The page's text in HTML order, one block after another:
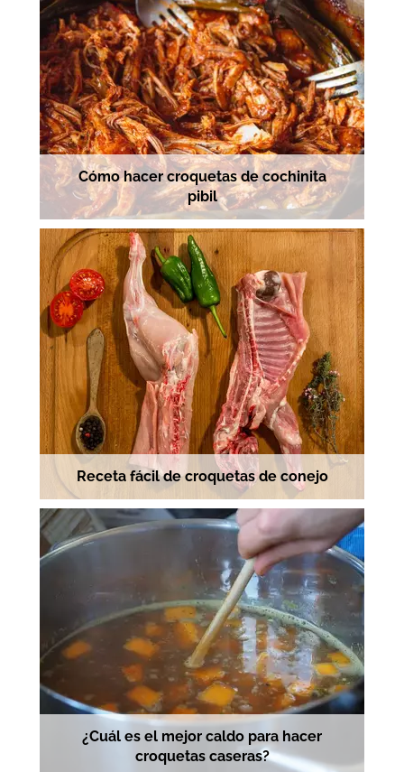
Cómo hacer croquetas de cochinita
pibil
Receta fácil de croquetas de conejo
¿Cuál es el mejor caldo para hacer
croquetas caseras?